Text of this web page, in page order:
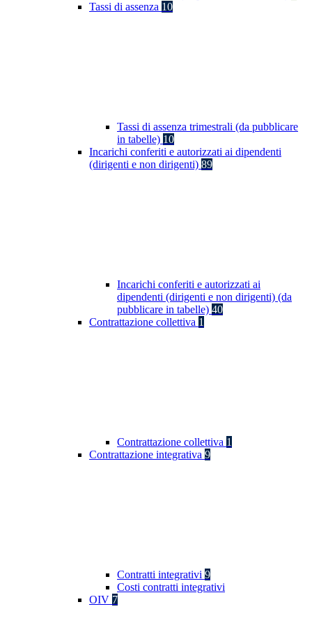
Tassi di assenza 10
Tassi di assenza trimestrali (da pubblicare
in tabelle) 10
Incarichi conferiti e autorizzati ai dipendenti
(dirigenti e non dirigenti) 89
Incarichi conferiti e autorizzati ai
dipendenti (dirigenti e non dirigenti) (da
pubblicare in tabelle) 40
Contrattazione collettiva 1
Contrattazione collettiva 1
Contrattazione integrativa 9
Contratti integrativi 9
Costi contratti integrativi
OIV 7